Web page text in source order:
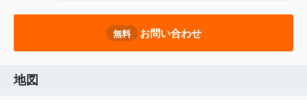
無料 お問い合わせ
地図